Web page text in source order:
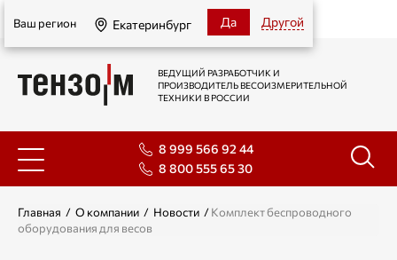
Екатеринбург
Ваш регион Екатеринбург Да Другой
ВЕДУЩИЙ РАЗРАБОТЧИК И
ПРОИЗВОДИТЕЛЬ ВЕСОИЗМЕРИТЕЛЬНОЙ
ТЕХНИКИ В РОССИИ
8 999 566 92 44
8 800 555 65 30
Главная / О компании / Новости /Комплект беспроводного
оборудования для весов